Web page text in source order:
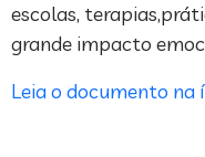
escolas,
grande impacto
Leia o documento na